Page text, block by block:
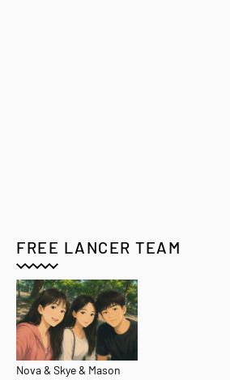
FREE LANCER TEAM
Nova & Skye & Mason